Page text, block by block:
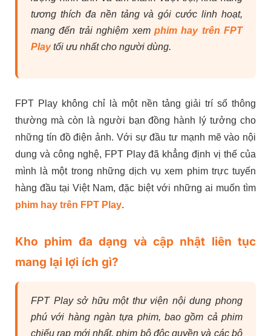
tương thích đa nền tảng và gói cước linh hoạt,
mang đến trải nghiệm xem phim hay trên FPT
Playtối ưu nhất cho người dùng.
FPT Play không chỉ là một nền tảng giải trí số thông
thường mà còn là người bạn đồng hành lý tưởng cho
những tín đồ điện ảnh. Với sự đầu tư mạnh mẽ vào nội
dung và công nghệ, FPT Play đã khẳng định vị thế của
mình là một trong những dịch vụ xem phim trực tuyến
hàng đầu tại Việt Nam, đặc biệt với những ai muốn tìm
phim hay trên FPT Play.
Kho phim đa dạng và cập nhật liên tục
mang lại lợi ích gì?
FPT Play sở hữu một thư viện nội dung phong
phú với hàng ngàn tựa phim, bao gồm cả phim
chiếu rạp mới nhất, phim bộ độc quyền và các bộ